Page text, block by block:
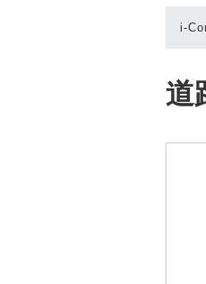
i-
道